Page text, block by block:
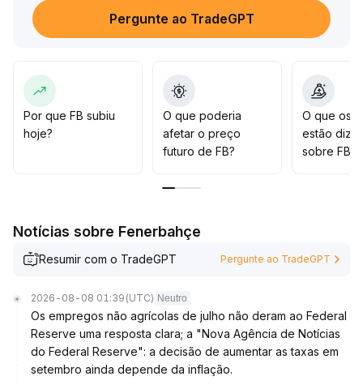
para FB está entre 0,41–0,42 USDT; se romper com
volume acima de 0,46 USDT, pode testar 0,55 USDT e
mudanças no sentimento do mercado, usar 0,41 USDT
como ponto de stop-loss no curto prazo e focar em
fundamentos e validação ecológica no médio prazo,
estando atento ao impacto inverso da volatilidade do
Bitcoin no apetite por risco.
Pergunte ao TradeGPT
Por que FB subiu
hoje?
O que poderia
afetar o preço
futuro de FB?
O que os
estão
sobre FB?
Notícias sobre Fenerbahçe
Resumir com o TradeGPT Pergunte ao TradeGPT
2026-08-08 01:39 (UTC) Neutro
Os empregos não agrícolas de julho não deram ao Federal
Reserve uma resposta clara; a "Nova Agência de Notícias
do Federal Reserve": a decisão de aumentar as taxas em
setembro ainda depende da inflação.